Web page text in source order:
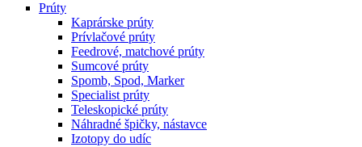
options
may
be
chosen
on
the
product
page
Prúty
Kaprárske prúty
Prívlačové prúty
Feedrové, matchové prúty
Sumcové prúty
Spomb, Spod, Marker
Specialist prúty
Teleskopické prúty
Náhradné špičky, nástavce
Izotopy do udíc